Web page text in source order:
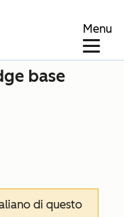
Menu
base
di questo